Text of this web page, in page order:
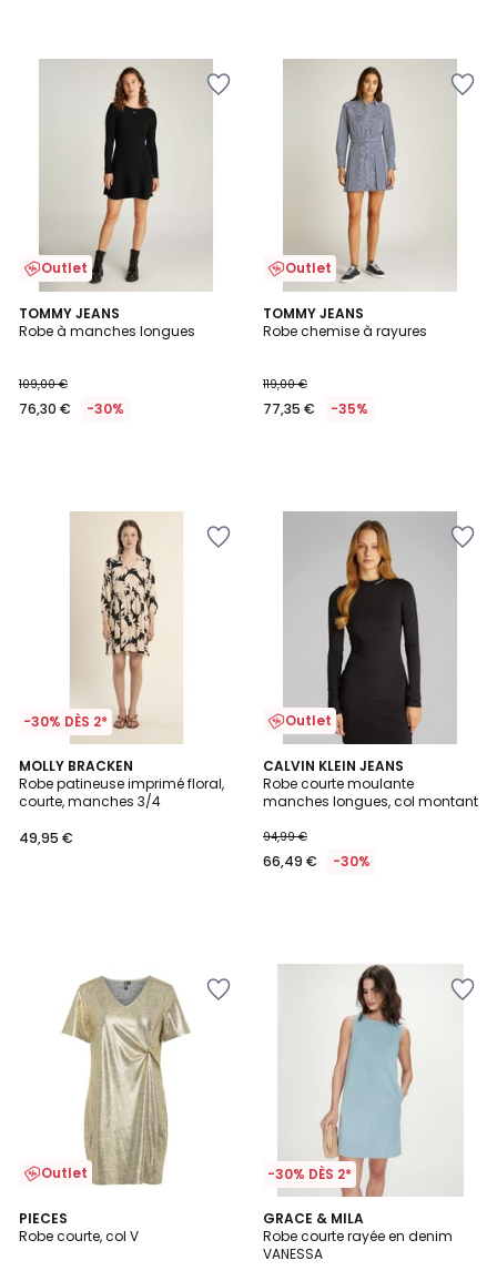
Outlet
TOMMY JEANS
Robe à manches longues
109,00 €
76,30 € -30%
Outlet
TOMMY JEANS
Robe chemise à rayures
119,00 €
77,35 € -35%
-30% DÈS 2*
MOLLY BRACKEN
Robe patineuse imprimé floral,
courte, manches 3/4
49,95 €
Outlet
CALVIN KLEIN JEANS
Robe courte moulante
manches longues, col montant
94,99 €
66,49 € -30%
Outlet
PIECES
Robe courte, col V
3
/
-30% DÈS 2*
GRACE & MILA
Robe courte rayée en denim
VANESSA